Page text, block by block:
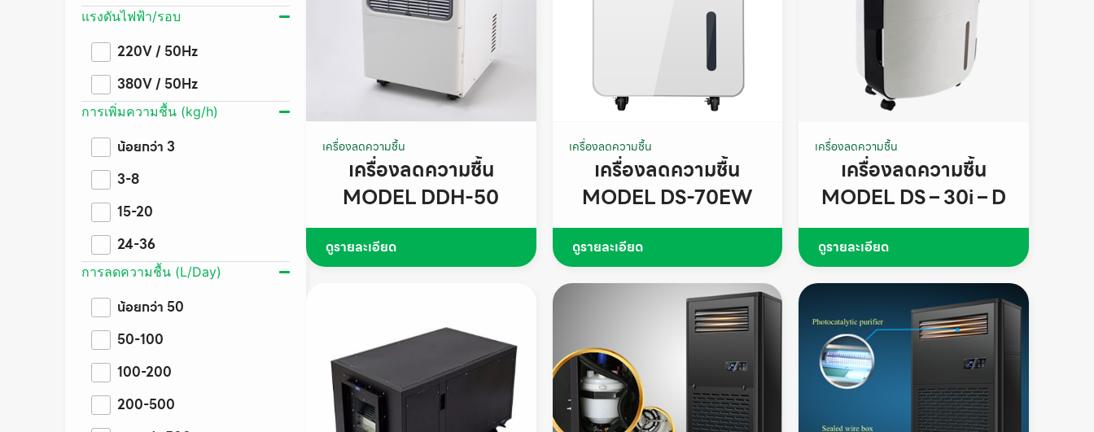
แรงดันไฟฟ้า/รอบ
220V / 50Hz
380V / 50Hz
การเพิ่มความชื้น (kg/h)
น้อยกว่า 3
3-8
15-20
24-36
การลดความชื้น (L/Day)
น้อยกว่า 50
50-100
100-200
200-500
เครื่องลดความชื้น
เครื่องลดความชื้น
MODEL DDH-50
ดูรายละเอียด
เครื่องลดความชื้น
เครื่องลดความชื้น
MODEL DS-70EW
ดูรายละเอียด
เครื่องลดความชื้น
เครื่องลดความชื้น
MODEL DS – 30i – D
ดูรายละเอียด